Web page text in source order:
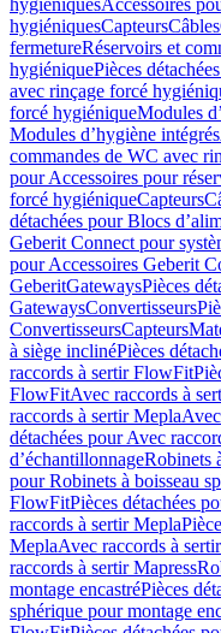
hygiéniquesAccessoires
hygiéniquesCapteursCâbles
fermetureRéservoirs et
hygiéniquePièces
avec rinçage forcé
forcé hygiéniqueModules
Modules d’hygiène intégrés
commandes de WC avec
pour Accessoires pour
forcé hygiéniqueCapteurs
détachées pour Blocs
Geberit Connect pour
pour Accessoires Geberit
GeberitGatewaysPièces
GatewaysConvertisseurs
ConvertisseursCapteurs
à siège inclinéPièces
raccords à sertir FlowFit
FlowFitAvec raccords à
raccords à sertir Mepla
détachées pour Avec
d’échantillonnageRobinets
pour Robinets à boisseau
FlowFitPièces détachées
raccords à sertir Mepla
MeplaAvec raccords à
raccords à sertir Mapress
montage encastréPièces
sphérique pour montage